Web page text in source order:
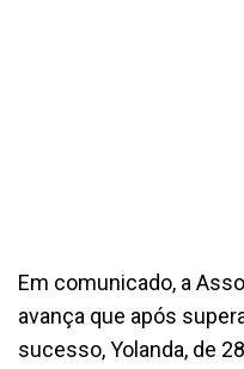
Em comunicado, a
avança que após
sucesso, Yolanda, de